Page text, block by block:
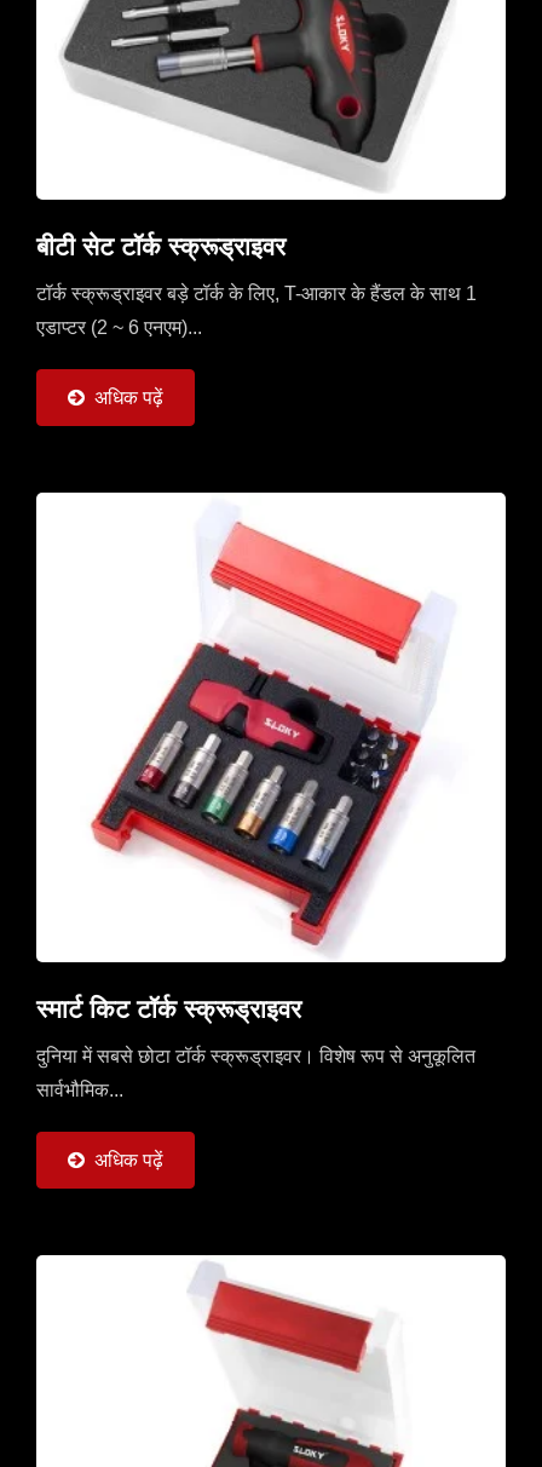
बीटी सेट टॉर्क स्क्रूड्राइवर
टॉर्क स्क्रूड्राइवर बड़े टॉर्क के लिए, T-आकार के हैंडल के साथ 1
एडाप्टर (2 ~ 6 एनएम)...
अधिक पढ़ें
स्मार्ट किट टॉर्क स्क्रूड्राइवर
दुनिया में सबसे छोटा टॉर्क स्क्रूड्राइवर। विशेष रूप से अनुकूलित
सार्वभौमिक...
अधिक पढ़ें